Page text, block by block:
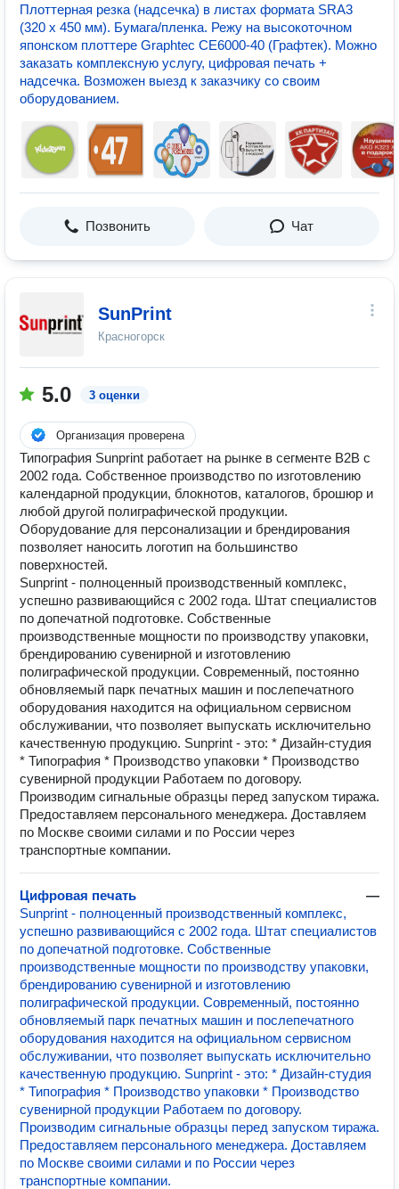
Плоттерная резка (надсечка) в листах формата SRA3
(320 x 450 мм). Бумага/пленка. Режу на высокоточном
японском плоттере Graphtec CE6000-40 (Графтек). Можно
заказать комплексную услугу, цифровая печать +
надсечка. Возможен выезд к заказчику со своим
оборудованием.
Позвонить Чат
SunPrint
Красногорск
5.0 3 оценки
Организация проверена
Типография Sunprint работает на рынке в сегменте B2B с
2002 года. Собственное производство по изготовлению
календарной продукции, блокнотов, каталогов, брошюр и
любой другой полиграфической продукции.
Оборудование для персонализации и брендирования
позволяет наносить логотип на большинство
поверхностей.
Sunprint - полноценный производственный комплекс,
успешно развивающийся с 2002 года. Штат специалистов
по допечатной подготовке. Собственные
производственные мощности по производству упаковки,
брендированию сувенирной и изготовлению
полиграфической продукции. Современный, постоянно
обновляемый парк печатных машин и послепечатного
оборудования находится на официальном сервисном
обслуживании, что позволяет выпускать исключительно
качественную продукцию. Sunprint - это: * Дизайн-студия
* Типография * Производство упаковки * Производство
сувенирной продукции Работаем по договору.
Производим сигнальные образцы перед запуском тиража.
Предоставляем персонального менеджера. Доставляем
по Москве своими силами и по России через
транспортные компании.
Цифровая печать
—
Sunprint - полноценный производственный комплекс,
успешно развивающийся с 2002 года. Штат специалистов
по допечатной подготовке. Собственные
производственные мощности по производству упаковки,
брендированию сувенирной и изготовлению
полиграфической продукции. Современный, постоянно
обновляемый парк печатных машин и послепечатного
оборудования находится на официальном сервисном
обслуживании, что позволяет выпускать исключительно
качественную продукцию. Sunprint - это: * Дизайн-студия
* Типография * Производство упаковки * Производство
сувенирной продукции Работаем по договору.
Производим сигнальные образцы перед запуском тиража.
Предоставляем персонального менеджера. Доставляем
по Москве своими силами и по России через
транспортные компании.